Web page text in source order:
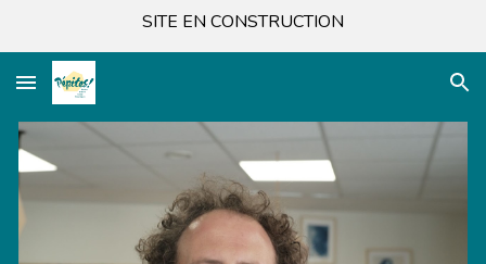
SITE EN CONSTRUCTION